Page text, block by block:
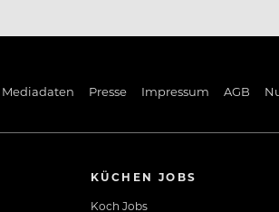
Mediadaten Presse Impressum AGB
KÜCHEN JOBS
Koch Jobs